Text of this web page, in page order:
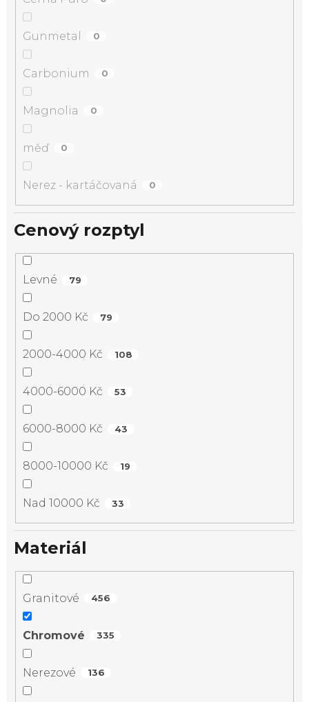
Gunmetal 0
Carbonium 0
Magnolia 0
měď 0
Nerez - kartáčovaná 0
Cenový rozptyl
Levné 79
Do 2000 Kč 79
2000-4000 Kč 108
4000-6000 Kč 53
6000-8000 Kč 43
8000-10000 Kč 19
Nad 10000 Kč 33
Materiál
Granitové 456
Chromové 335
Nerezové 136